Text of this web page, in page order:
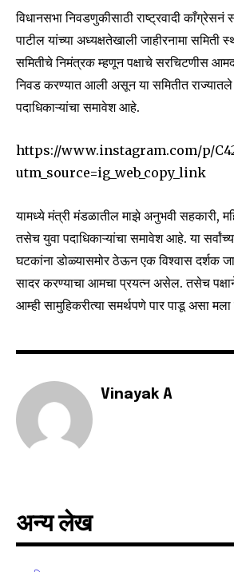
Join our community of
SUBSCRIBERS and
conversation.
To subscribe, simply enter your email
or click the subscribe button below. Don't
safe with us.
विधानसभा निवडणुकीसाठी राष्ट्रवादी
पाटील यांच्या अध्यक्षतेखाली जाहीरनामा
समितीचे निमंत्रक म्हणून पक्षाचे सरचिटणीस
निवड करण्यात आली असून या समितीत राज्यातले
पदाधिकाऱ्यांचा समावेश आहे.
https://www.instagram.com/p/
utm_source=ig_web_copy_link
यामध्ये मंत्री मंडळातील माझे अनुभवी सहकारी,
तसेच युवा पदाधिकाऱ्यांचा समावेश आहे. या
घटकांना डोळ्यासमोर ठेऊन एक विश्वास दर्शक
सादर करण्याचा आमचा प्रयत्न असेल. तसेच पक्षाने
आम्ही सामुहिकरीत्या समर्थपणे पार पाडू असा
Vinayak A
अन्य लेख